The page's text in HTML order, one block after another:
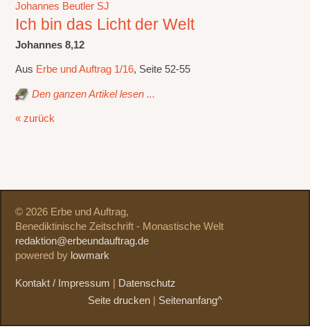
Johannes Beutler SJ
Ich bin das Licht der Welt
Johannes 8,12
Aus Erbe und Auftrag 1/16, Seite 52-55
Den ganzen Artikel lesen ...
« zurück
© 2026 Erbe und Auftrag,
Benediktinische Zeitschrift - Monastische Welt
redaktion@erbeundauftrag.de
powered by lowmark
Kontakt / Impressum
Datenschutz
Seite drucken
Seitenanfang^